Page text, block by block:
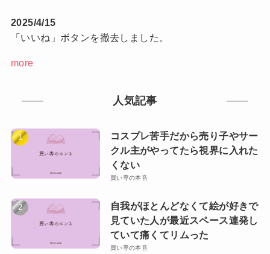
2025/4/15
「いいね」ボタンを撤去しました。
more
人気記事
コスプレ苦手だから売り子やサー
クル主がやってたら視界に入れた
くない
買い専の本音
自我がほとんどなくて絵が好きで
見ていた人が最近スペース連発し
ていて痛くてリムった
買い専の本音